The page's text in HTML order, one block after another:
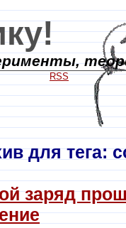
для тега:
заряд
RSS